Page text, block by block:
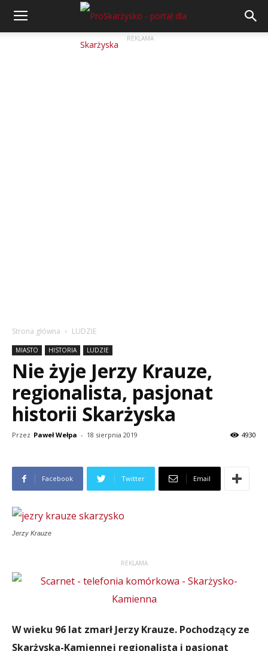
REKLAMA
Strona główna LUDZIE
MIASTO HISTORIA LUDZIE
Nie żyje Jerzy Krauze,
regionalista, pasjonat
historii Skarżyska
Przez Paweł Wełpa - 18 sierpnia 2019 4930
Facebook Twitter Email
Jerzy Krauze
REKLAMA
W wieku 96 lat zmarł Jerzy Krauze. Pochodzący ze
Skarżyska-Kamiennej regionalista i pasjonat